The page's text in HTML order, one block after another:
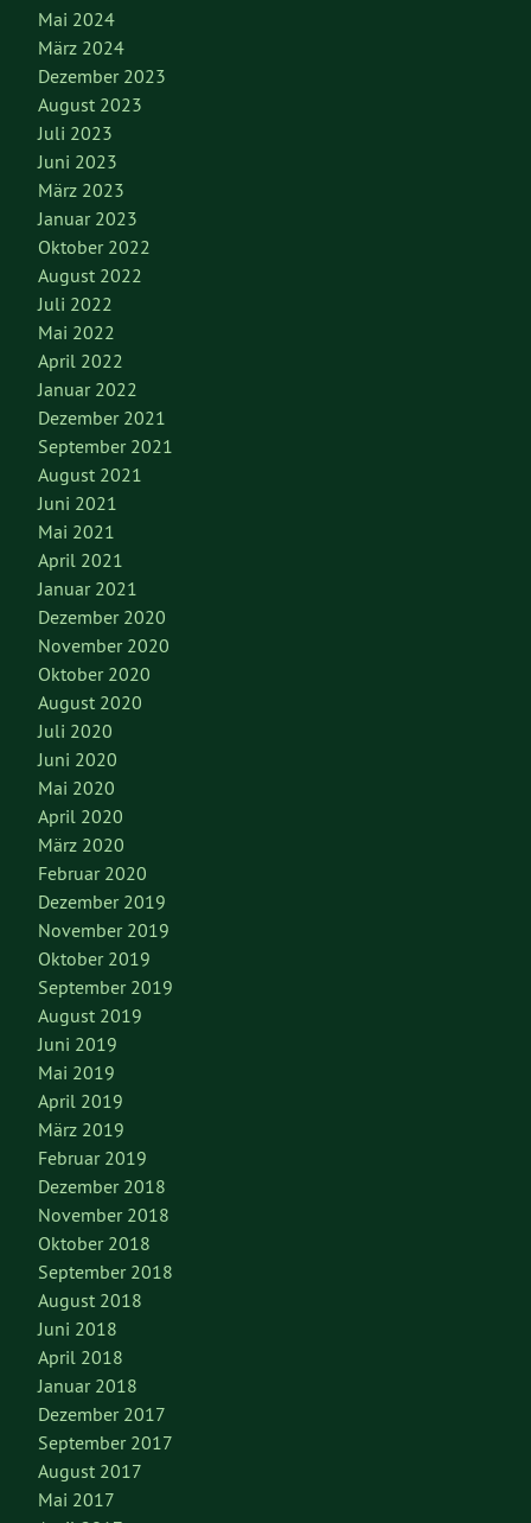
Mai 2024
März 2024
Dezember 2023
August 2023
Juli 2023
Juni 2023
März 2023
Januar 2023
Oktober 2022
August 2022
Juli 2022
Mai 2022
April 2022
Januar 2022
Dezember 2021
September 2021
August 2021
Juni 2021
Mai 2021
April 2021
Januar 2021
Dezember 2020
November 2020
Oktober 2020
August 2020
Juli 2020
Juni 2020
Mai 2020
April 2020
März 2020
Februar 2020
Dezember 2019
November 2019
Oktober 2019
September 2019
August 2019
Juni 2019
Mai 2019
April 2019
März 2019
Februar 2019
Dezember 2018
November 2018
Oktober 2018
September 2018
August 2018
Juni 2018
April 2018
Januar 2018
Dezember 2017
September 2017
August 2017
Mai 2017